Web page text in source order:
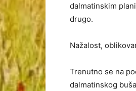
dalmatinskim
drugo.
Nažalost,
Trenutno se na
dalmatinskog